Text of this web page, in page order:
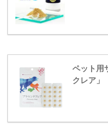
ペット用
クレア」